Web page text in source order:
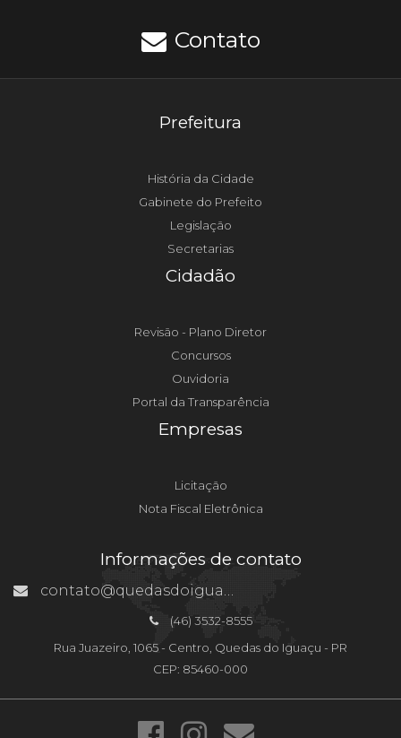
Contato
Prefeitura
História da Cidade
Gabinete do Prefeito
Legislação
Secretarias
Cidadão
Revisão - Plano Diretor
Concursos
Ouvidoria
Portal da Transparência
Empresas
Licitação
Nota Fiscal Eletrônica
Informações de contato
contato@quedasdoiguacu.pr.gov.br
(46) 3532-8555
Rua Juazeiro, 1065 - Centro, Quedas do Iguaçu - PR
CEP: 85460-000